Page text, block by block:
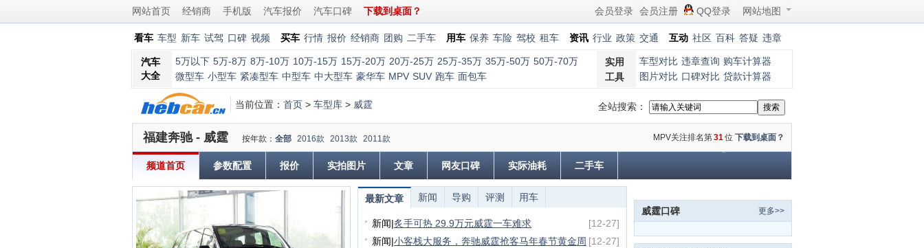
网站首页 经销商 手机版 汽车报价 汽车口碑 下载到桌面？ 网站地图
会员登录 会员注册 QQ登录
看车 车型 新车 试驾 口碑 视频 买车 行情 报价 经销商 团购 二手车 用车 保养 车险 驾校 租车 资讯 行业 政策 交通 互动 社区 百科 答疑 违章
汽车
大全
5万以下 5万-8万 8万-10万 10万-15万 15万-20万 20万-25万 25万-35万 35万-50万 50万-70万
微型车 小型车 紧凑型车 中型车 中大型车 豪华车 MPV SUV 跑车 面包车
实用
工具
车型对比 违章查询 购车计算器
图片对比 口碑对比 贷款计算器
全站搜索：
当前位置： 首页 > 车型库 > 威霆
MPV关注排名第31位 下载到桌面？
福建奔驰 - 威霆 按年款： 全部 2016款 2013款 2011款
频道首页 参数配置 报价 实拍图片 文章 网友口碑 实际油耗 二手车
最新文章 新闻 导购 评测 用车
[12-27]
新闻|炙手可热 29.9万元威霆一车难求
[12-27]
新闻|小客栈大服务，奔驰威霆抢客马年春节黄金周
更多>>
威霆口碑